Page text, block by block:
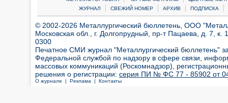
ЖУРНАЛ
| СВЕЖИЙ НОМЕР | АРХИВ | ПОДПИСКА |
© 2002-2026 Металлургический бюллетень, ООО
Московская обл., г. Долгопрудный, пр-т Пацаева, д. 7,
0300
Печатное СМИ журнал "Металлургический бюллетень"
Федеральной службой по надзору в сфере связи,
массовых коммуникаций (Роскомнадзор),
решения о регистрации: серия ПИ № ФС 77 - 85902 от 04
О журнале | Реклама | Контакты